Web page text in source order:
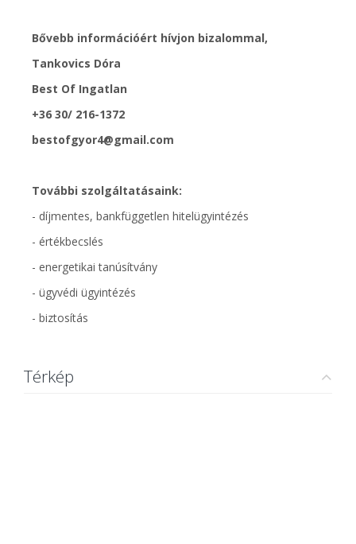
Bővebb információért hívjon bizalommal,
Tankovics Dóra
Best Of Ingatlan
+36 30/ 216-1372
bestofgyor4@gmail.com
További szolgáltatásaink:
- díjmentes, bankfüggetlen hitelügyintézés
- értékbecslés
- energetikai tanúsítvány
- ügyvédi ügyintézés
- biztosítás
Térkép